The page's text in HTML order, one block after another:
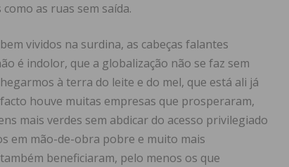
as ruas sem saída.
vividos na surdina, as cabeças falantes
é indolor, que a globalização não se faz sem
à terra do leite e do mel, que está ali já
houve muitas empresas que prosperaram,
mais verdes sem abdicar do acesso privilegiado
em mão-de-obra pobre e muito mais
beneficiaram, pelo menos os que